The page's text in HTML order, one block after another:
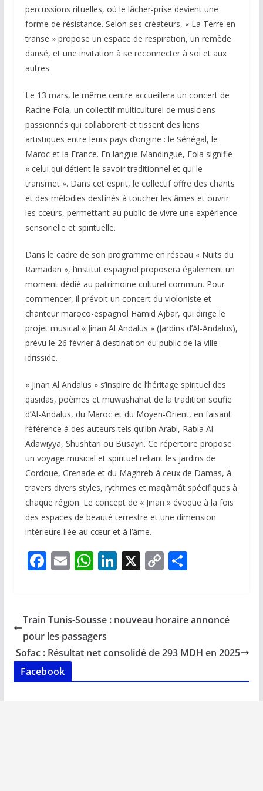
percussions rituelles, où le lâcher-prise devient une
forme de résistance. Selon ses créateurs, « La Terre en
transe » propose un espace de respiration, un remède
dansé, et une invitation à se reconnecter à soi et aux
autres.
Le 13 mars, le même centre accueillera un concert de
Racine Fola, un collectif multiculturel de musiciens
passionnés qui collaborent et tissent des liens
artistiques entre leurs pays d’origine : le Sénégal, le
Maroc et la France. En langue Mandingue, Fola signifie
« celui qui détient le savoir traditionnel et qui le
transmet ». Dans cet esprit, le collectif offre des chants
et des mélodies destinés à toucher les âmes et ouvrir
les cœurs, permettant au public de vivre une expérience
sensorielle et spirituelle.
Dans le cadre de son programme en réseau « Nuits du
Ramadan », l’institut espagnol proposera également un
moment dédié au patrimoine culturel commun. Pour
commencer, il prévoit un concert du violoniste et
chanteur maroco-espagnol Hamid Ajbar, qui dirige le
projet musical « Jinan Al Andalus » (Jardins d’Al-Andalus),
prévu le 26 février à destination du public de la ville
idrisside.
« Jinan Al Andalus » s’inspire de l’héritage spirituel des
qasidas, poèmes et muwashahat de la tradition soufie
d’Al-Andalus, du Maroc et du Moyen-Orient, en faisant
référence à des auteurs tels qu’Ibn Arabi, Rabia Al
Adawiyya, Shushtari ou Busayri. Ce répertoire propose
un voyage musical et spirituel reliant les jardins de
Cordoue, Grenade et du Maghreb à ceux de Damas, à
travers divers styles, rythmes et maqâmât spécifiques à
chaque région. Le concept de « Jinan » évoque à la fois
des espaces de beauté terrestre et une dimension
intérieure liée au cœur et à l’âme.
F
ac
b
o
o
k
E
m
l
W
h
s
A
p
Li
n
e
n
X C
o
y
n
P
g
Train Tunis-Sousse : nouveau horaire annoncé
pour les passagers
Sofac : Résultat net consolidé de 293 MDH en 2025
Facebook